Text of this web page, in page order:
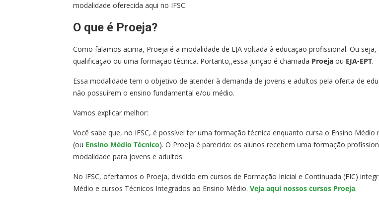
modalidade oferecida aqui no IFSC.
O que é Proeja?
Como falamos acima, Proeja é a modalidade de EJA voltada à educação profissional. Ou
qualificação ou uma formação técnica. Portanto,,essa junção é chamada Proeja ou EJA-EPT.
Essa modalidade tem o objetivo de atender à demanda de jovens e adultos pela oferta de
não possuírem o ensino fundamental e/ou médio.
Vamos explicar melhor:
Você sabe que, no IFSC, é possível ter uma formação técnica enquanto cursa o Ensino
(ou Ensino Médio Técnico). O Proeja é parecido: os alunos recebem uma formação
modalidade para jovens e adultos.
No IFSC, ofertamos o Proeja, dividido em cursos de Formação Inicial e Continuada (FIC)
Médio e cursos Técnicos Integrados ao Ensino Médio. Veja aqui nossos cursos Proeja.